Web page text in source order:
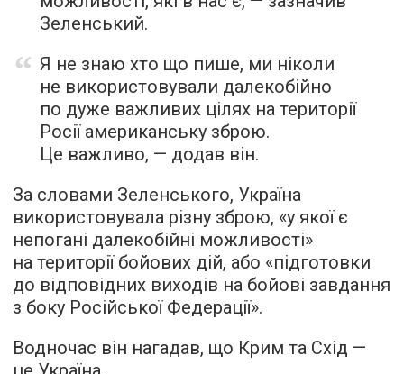
Зеленський.
Я не знаю хто що пише, ми ніколи
не використовували далекобійно
по дуже важливих цілях на території
Росії американську зброю.
Це важливо, — додав він.
За словами Зеленського, Україна
використовувала різну зброю, «у якої є
непогані далекобійні можливості»
на території бойових дій, або «підготовки
до відповідних виходів на бойові завдання
з боку Російської Федерації».
Водночас він нагадав, що Крим та Схід —